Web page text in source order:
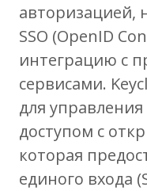
авторизацией,
SSO (OpenID
интеграцию с
сервисами.
для
доступом с
которая
единого входа